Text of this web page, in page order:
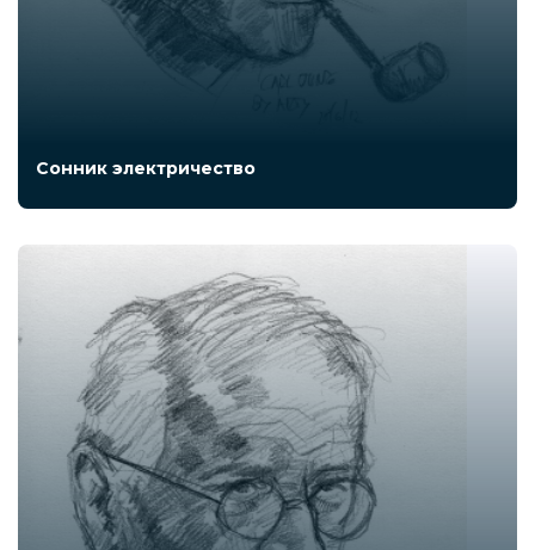
Сонник электричество